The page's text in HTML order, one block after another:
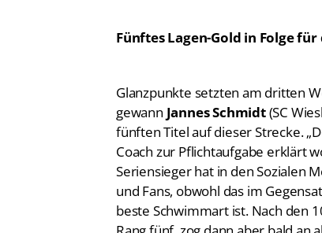
Fünftes Lagen-Gold in Folge
Glanzpunkte setzten am dritten
gewann Jannes Schmidt(SC
fünften Titel auf dieser Strecke.
Coach zur Pflichtaufgabe erklärt
Seriensieger hat in den Sozialen
und Fans, obwohl das im
beste Schwimmart ist. Nach den